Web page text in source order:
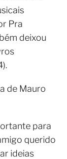
Pra
deixou
de Mauro
para
querido
ideias